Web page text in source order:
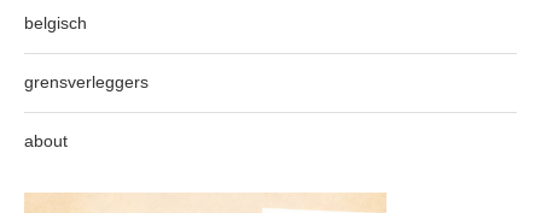
belgisch
grensverleggers
about